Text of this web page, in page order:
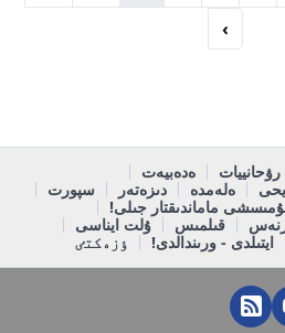
›
رۋحانييات
ەدەبيەت
ەلەمدە دىزەتەر
سپورت
ماماندىقتار جىلى!
قىلمىس
ۇلت ايناسى
ايتىلدى - ورىندالدى! ٶزەكتٸ